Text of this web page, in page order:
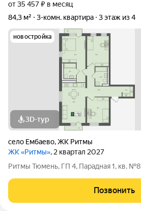
от 35 457 ₽ в месяц
84,3 м²
3-комн. квартира 3 этаж из 4
новостройка
3D-тур
село Ембаево,ЖК Ритмы
ЖК «Ритмы», 2 квартал 2027
Ритмы Тюмень, ГП 4, Парадная 1, кв. №8
Позвонить